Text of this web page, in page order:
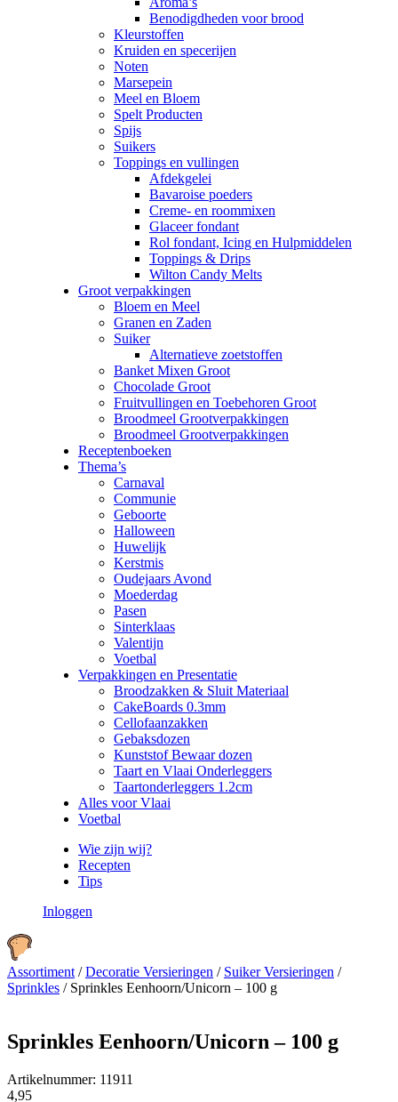
Benodigdheden voor brood
Kleurstoffen
Kruiden en specerijen
Noten
Marsepein
Meel en Bloem
Spelt Producten
Spijs
Suikers
Toppings en vullingen
Afdekgelei
Bavaroise poeders
Creme- en roommixen
Glaceer fondant
Rol fondant, Icing en Hulpmiddelen
Toppings & Drips
Wilton Candy Melts
Groot verpakkingen
Bloem en Meel
Granen en Zaden
Suiker
Alternatieve zoetstoffen
Banket Mixen Groot
Chocolade Groot
Fruitvullingen en Toebehoren Groot
Broodmeel Grootverpakkingen
Broodmeel Grootverpakkingen
Receptenboeken
Thema’s
Carnaval
Communie
Geboorte
Halloween
Huwelijk
Kerstmis
Oudejaars Avond
Moederdag
Pasen
Sinterklaas
Valentijn
Voetbal
Verpakkingen en Presentatie
Broodzakken & Sluit Materiaal
CakeBoards 0.3mm
Cellofaanzakken
Gebaksdozen
Kunststof Bewaar dozen
Taart en Vlaai Onderleggers
Taartonderleggers 1.2cm
Alles voor Vlaai
Voetbal
Wie zijn wij?
Recepten
Tips
Inloggen
Assortiment /Decoratie Versieringen / Suiker Versieringen /
Sprinkles / Sprinkles Eenhoorn/Unicorn – 100 g
Sprinkles Eenhoorn/Unicorn – 100 g
Artikelnummer: 11911
4,95